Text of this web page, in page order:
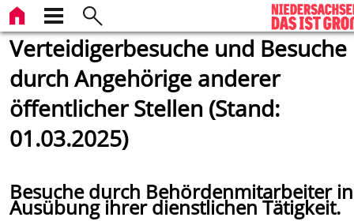
Verteidigerbesuche und Besuche
durch Angehörige anderer
öffentlicher Stellen (Stand:
01.03.2025)
Besuche durch Behördenmitarbeiter in
Ausübung ihrer dienstlichen Tätigkeit.